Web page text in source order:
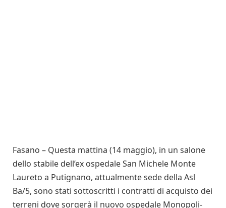
Fasano – Questa mattina (14 maggio), in un salone
dello stabile dell’ex ospedale San Michele Monte
Laureto a Putignano, attualmente sede della Asl
Ba/5, sono stati sottoscritti i contratti di acquisto dei
terreni dove sorgerà il nuovo ospedale Monopoli-